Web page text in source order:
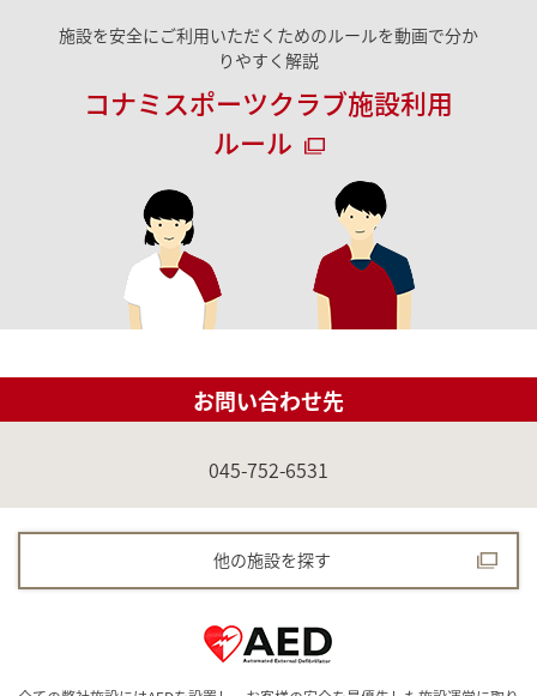
施設を安全にご利用いただくためのルールを動画で分か
りやすく解説
コナミスポーツクラブ施設利用
ルール
お問い合わせ先
045-752-6531
他の施設を探す